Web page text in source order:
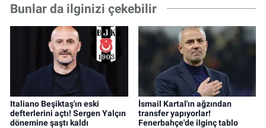
Bunlar da ilginizi çekebilir
Italiano Beşiktaş'ın eski
defterlerini açtı! Sergen Yalçın
dönemine şaştı kaldı
İsmail Kartal'ın ağzından
transfer yapıyorlar!
Fenerbahçe'de ilginç tablo